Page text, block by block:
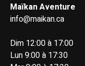
Maïkan Aventure
info@maikan.ca
Dim 12:00 à 17:00
Lun 9:00 à 17:30